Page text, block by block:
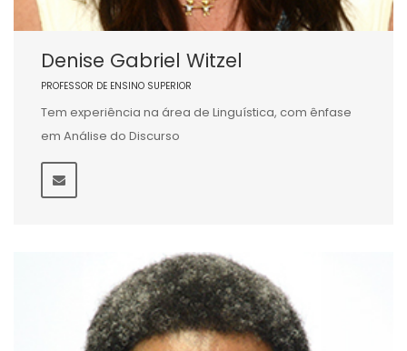
Denise Gabriel Witzel
PROFESSOR DE ENSINO SUPERIOR
Tem experiência na área de Linguística, com ênfase
em Análise do Discurso